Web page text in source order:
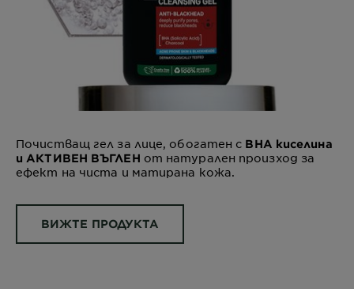
Почистващ гел за лице, обогатен с BHA киселина
и АКТИВЕН ВЪГЛЕН от натурален произход за
ефект на чиста и матирана кожа.
ВИЖТЕ ПРОДУКТА